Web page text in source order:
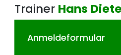
Trainer Hans
Anmeldeformular